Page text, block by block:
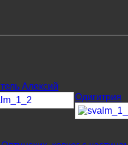
Алексий
Одигитрия